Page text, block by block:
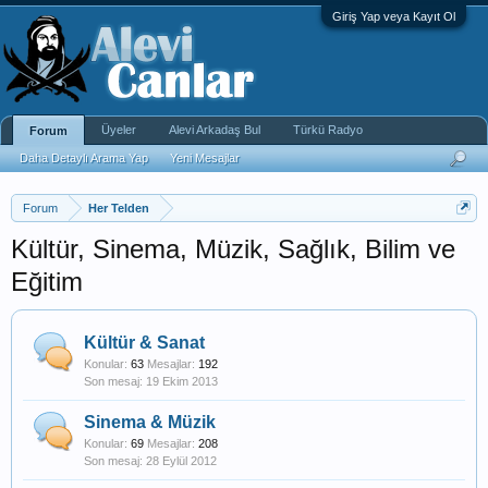
Giriş Yap veya Kayıt Ol
Forum Her Telden
Kültür, Sinema, Müzik, Sağlık, Bilim ve
Eğitim
Kültür & Sanat
Konular: 63 Mesajlar: 192
19 Ekim 2013
Sinema & Müzik
Konular: 69 Mesajlar: 208
28 Eylül 2012
Forum
Daha Detaylı Arama Yap Yeni Mesajlar
Üyeler Alevi Arkadaş Bul Türkü Radyo